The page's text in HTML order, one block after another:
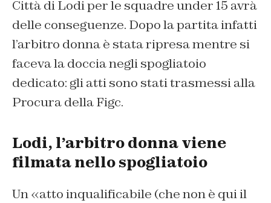
Città di Lodi per le squadre under 15 avrà
delle conseguenze. Dopo la partita infatti
l’arbitro donna è stata ripresa mentre si
faceva la doccia negli spogliatoio
dedicato: gli atti sono stati trasmessi alla
Procura della Figc.
Lodi, l’arbitro donna viene
filmata nello spogliatoio
Un «atto inqualificabile (che non è qui il